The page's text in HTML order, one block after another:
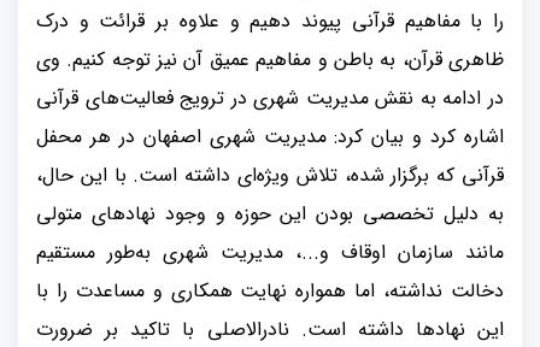
را با مفاهیم قرآنی پیوند دهیم و علاوه بر قرائت و درک
ظاهری قرآن، به باطن و مفاهیم عمیق آن نیز توجه کنیم. وی
در ادامه به نقش مدیریت شهری در ترویج فعالیت‌های قرآنی
اشاره کرد و بیان کرد: مدیریت شهری اصفهان در هر محفل
قرآنی که برگزار شده، تلاش ویژه‌ای داشته است. با این حال،
به دلیل تخصصی بودن این حوزه و وجود نهادهای متولی
مانند سازمان اوقاف و...، مدیریت شهری به‌طور مستقیم
دخالت نداشته، اما همواره نهایت همکاری و مساعدت را با
این نهادها داشته است. نادرالاصلی با تاکید بر ضرورت